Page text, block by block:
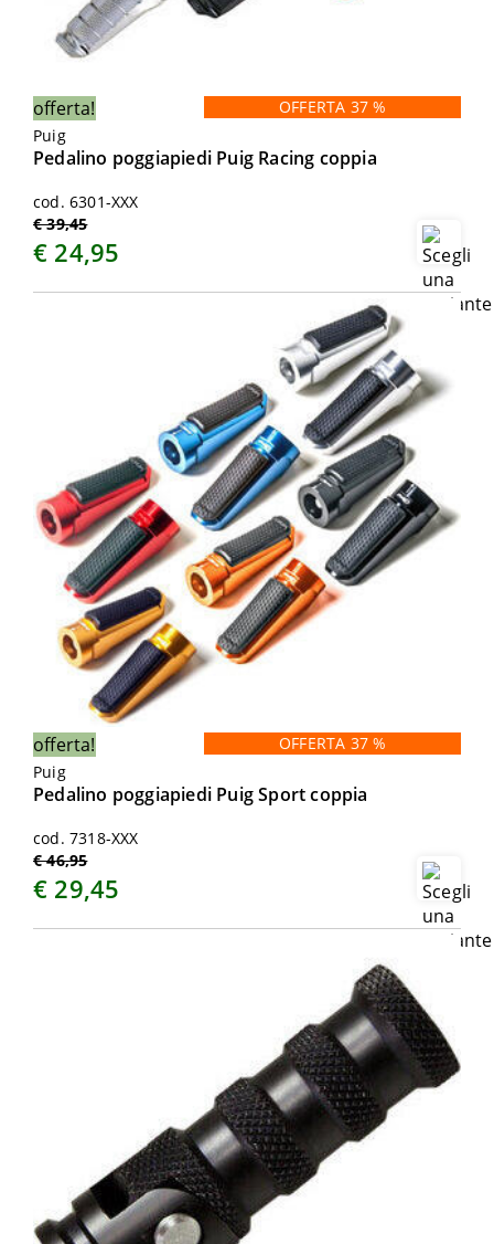
offerta!
OFFERTA 37 %
Puig
Pedalino poggiapiedi Puig Racing coppia
cod. 6301-XXX
€ 39,45
€ 24,95
offerta!
OFFERTA 37 %
Puig
Pedalino poggiapiedi Puig Sport coppia
cod. 7318-XXX
€ 46,95
€ 29,45